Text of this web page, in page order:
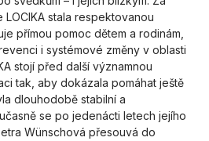
stala respektovanou
přímou pomoc dětem a rodinám,
i systémové změny v oblasti
stojí před další významnou
tak, aby dokázala pomáhat ještě
dlouhodobě stabilní a
se po jedenácti letech jejího
Wünschová přesouvá do